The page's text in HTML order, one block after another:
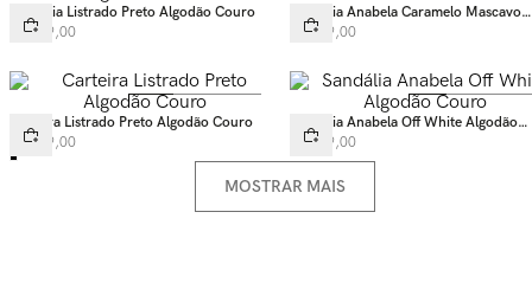
Sandália Listrado Preto Algodão Couro
R$ 669,00
Sandália Anabela Caramelo Mascavo
Couro
R$ 599,00
Carteira Listrado Preto Algodão Couro
R$ 449,00
Sandália Anabela Off White Algodão
Couro
R$ 599,00
MOSTRAR MAIS